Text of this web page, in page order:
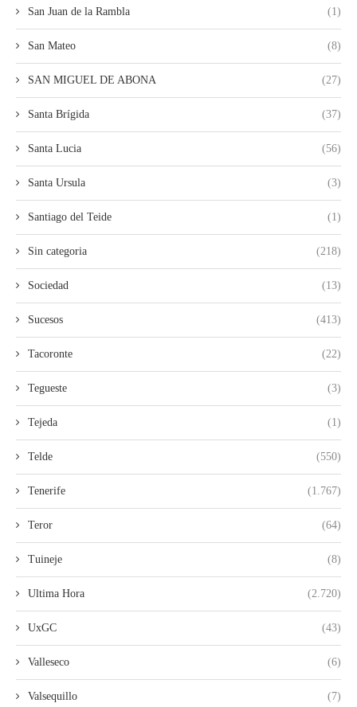
San Juan de la Rambla (1)
San Mateo (8)
SAN MIGUEL DE ABONA (27)
Santa Brígida (37)
Santa Lucia (56)
Santa Ursula (3)
Santiago del Teide (1)
Sin categoria (218)
Sociedad (13)
Sucesos (413)
Tacoronte (22)
Tegueste (3)
Tejeda (1)
Telde (550)
Tenerife (1.767)
Teror (64)
Tuineje (8)
Ultima Hora (2.720)
UxGC (43)
Valleseco (6)
Valsequillo (7)